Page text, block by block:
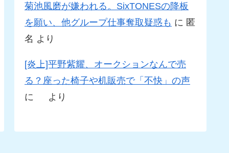
菊池風磨が嫌われる。SixTONESの降板
を願い、他グループ仕事奪取疑惑も に 匿
名 より
[炎上]平野紫耀、オークションなんで売
る？座った椅子や机販売で「不快」の声
に
より